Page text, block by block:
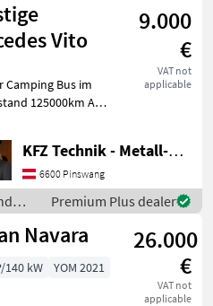
Vito
9.000
€
VAT not
applicable
Camping Bus im
125000km Als
Navi
Kein Allrad 3-
130PS 2
Besitzer Cars and moto
KFZ Technik - Metall-Maschinenbau Wörle
6600 Pinswang
/
Premium Plus dealer
Navara
26.000
€
VAT not
applicable
140 kW YOM 2021